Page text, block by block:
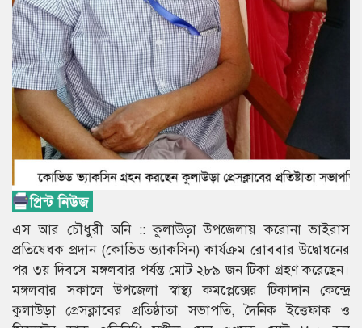
এস আর চৌধুরী অনি :: কুলাউড়া উপজেলায় করোনা ভাইরাস
প্রতিষেধক প্রদান (কোভিড ভ্যাকসিন) কার্যক্রম রোববার উদ্বোধনের
পর ৩য় দিবসে মঙ্গলবার পর্যন্ত মোট ২৮৯ জন টিকা গ্রহণ করেছেন।
মঙ্গলবার সকালে উপজেলা স্বাস্থ্য কমপ্লেক্সের টিকাদান কেন্দ্রে
কুলাউড়া প্রেসক্লাবের প্রতিষ্ঠাতা সভাপতি, দৈনিক ইত্তেফাক ও